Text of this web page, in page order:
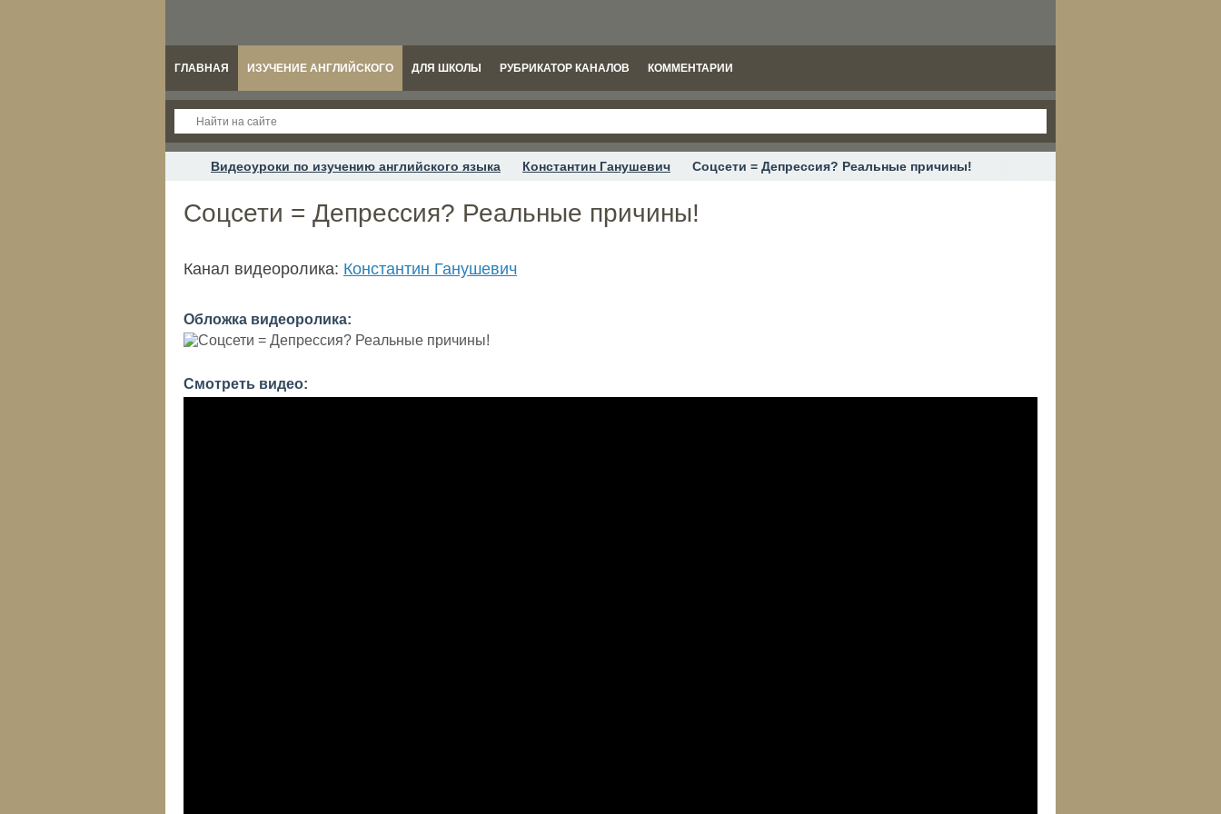
ГЛАВНАЯ ИЗУЧЕНИЕ АНГЛИЙСКОГО ДЛЯ ШКОЛЫ РУБРИКАТОР КАНАЛОВ КОММЕНТАРИИ
Видеоуроки по изучению английского языка Константин Ганушевич Соцсети = Депрессия? Реальные причины!
Соцсети = Депрессия? Реальные причины!
Канал видеоролика: Константин Ганушевич
Обложка видеоролика:
Смотреть видео: